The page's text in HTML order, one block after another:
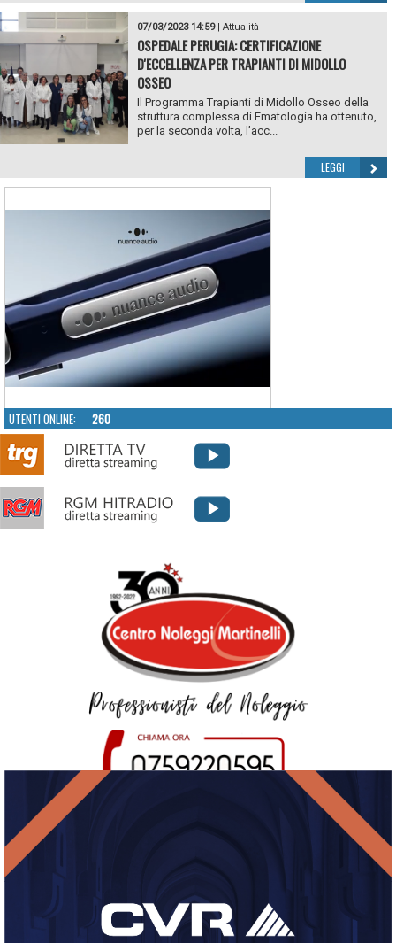
07/03/2023 14:59| Attualità
OSPEDALE PERUGIA: CERTIFICAZIONE
D'ECCELLENZA PER TRAPIANTI DI MIDOLLO
OSSEO
Il Programma Trapianti di Midollo Osseo della
struttura complessa di Ematologia ha ottenuto,
per la seconda volta, l’acc...
LEGGI
UTENTI ONLINE: 260